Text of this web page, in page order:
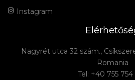
Instagram
Nagyrét utca 32 szám.,
Romania
Tel: +40 755 754